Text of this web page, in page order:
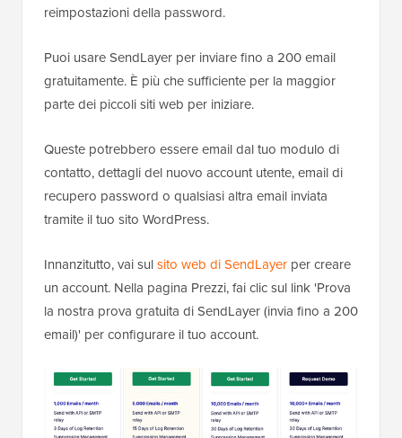
reimpostazioni della password.
Puoi usare SendLayer per inviare fino a 200 email
gratuitamente. È più che sufficiente per la maggior
parte dei piccoli siti web per iniziare.
Queste potrebbero essere email dal tuo modulo di
contatto, dettagli del nuovo account utente, email di
recupero password o qualsiasi altra email inviata
tramite il tuo sito WordPress.
Innanzitutto, vai sulsito web di SendLayer per creare
un account. Nella pagina Prezzi, fai clic sul link 'Prova
la nostra prova gratuita di SendLayer (invia fino a 200
email)' per configurare il tuo account.